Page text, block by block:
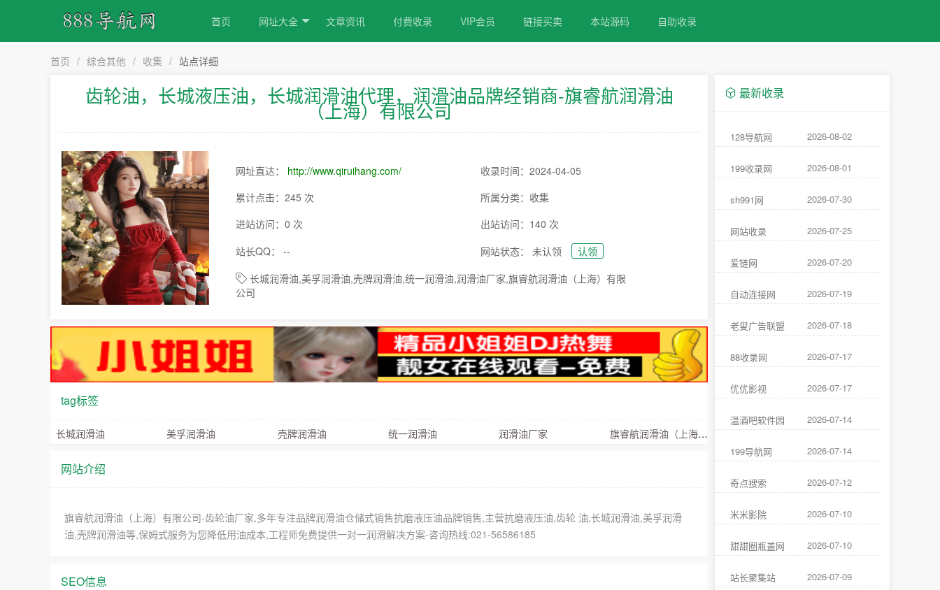
首页 网址大全 文章资讯 付费收录 VIP会员 链接买卖 本站源码 自助收录
首页 / 综合其他 / 收集 / 站点详细
齿轮油，长城液压油，长城润滑油代理，润滑油品牌经销商-旗睿航润滑油
（上海）有限公司
网址直达： http://www.qiruihang.com/
收录时间：2024-04-05
累计点击：245 次
所属分类：收集
进站访问：0 次
出站访问：140 次
站长QQ： --
网站状态： 未认领
认领
长城润滑油,美孚润滑油,壳牌润滑油,统一润滑油,润滑油厂家,旗睿航润滑油（上海）有限
公司
tag标签
长城润滑油 美孚润滑油 壳牌润滑油 统一润滑油 润滑油厂家 旗睿航润滑油（上海）有限公司
网站介绍
旗睿航润滑油（上海）有限公司-齿轮油厂家,多年专注品牌润滑油仓储式销售抗磨液压油品牌销售,主营抗磨液压油,齿轮 油,长城润滑油,美孚润滑
油,壳牌润滑油等,保姆式服务为您降低用油成本,工程师免费提供一对一润滑解决方案-咨询热线:021-56586185
SEO信息
最新收录
128导航网 2026-08-02
199收录网 2026-08-01
sh991网 2026-07-30
网站收录 2026-07-25
爱链网 2026-07-20
自动连接网 2026-07-19
老叟广告联盟 2026-07-18
88收录网 2026-07-17
优优影视 2026-07-17
温酒吧软件园 2026-07-14
199导航网 2026-07-14
奇点搜索 2026-07-12
米米影院 2026-07-10
甜甜圈瓶盖网 2026-07-10
站长聚集站 2026-07-09